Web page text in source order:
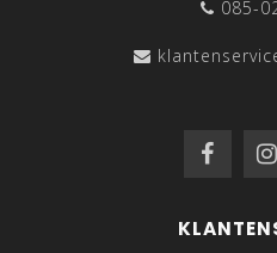
085-